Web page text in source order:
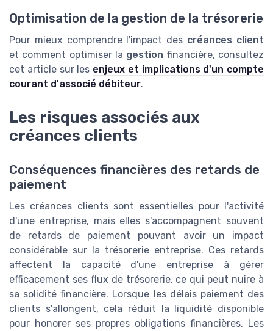
Optimisation de la gestion de la trésorerie
Pour mieux comprendre l'impact des créances client
et comment optimiser la gestion financière, consultez
cet article sur les enjeux et implications d'un compte
courant d'associé débiteur.
Les risques associés aux
créances clients
Conséquences financières des retards de
paiement
Les créances clients sont essentielles pour l'activité
d'une entreprise, mais elles s'accompagnent souvent
de retards de paiement pouvant avoir un impact
considérable sur la trésorerie entreprise. Ces retards
affectent la capacité d'une entreprise à gérer
efficacement ses flux de trésorerie, ce qui peut nuire à
sa solidité financière. Lorsque les délais paiement des
clients s'allongent, cela réduit la liquidité disponible
pour honorer ses propres obligations financières. Les